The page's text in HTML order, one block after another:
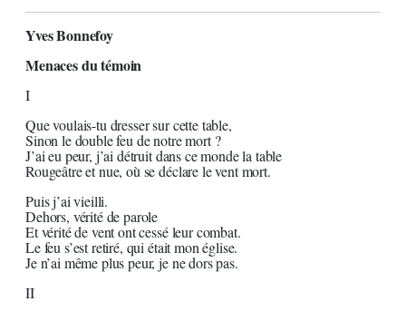
Yves Bonnefoy
Menaces du témoin
I
Que voulais-tu dresser sur cette table,
Sinon le double feu de notre mort ?
J’ai eu peur, j’ai détruit dans ce monde la table
Rougeâtre et nue, où se déclare le vent mort.
Puis j’ai vieilli.
Dehors, vérité de parole
Et vérité de vent ont cessé leur combat.
Le feu s’est retiré, qui était mon église.
Je n’ai même plus peur, je ne dors pas.
II